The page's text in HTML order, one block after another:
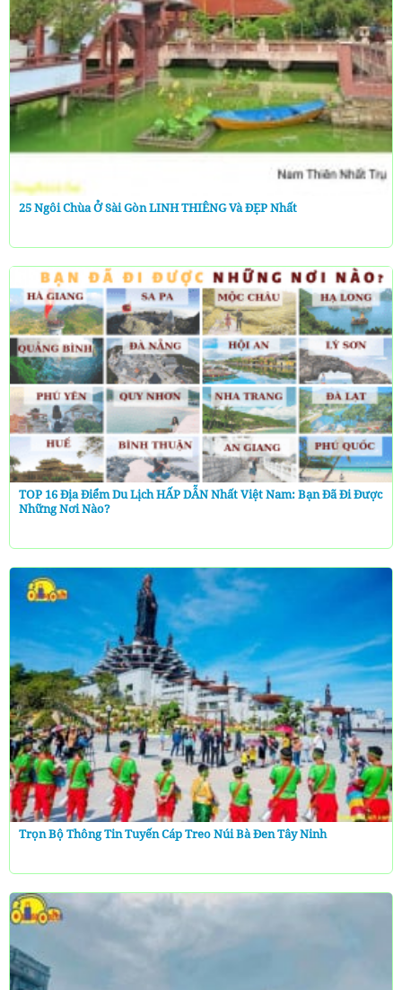
25 Ngôi Chùa Ở Sài Gòn LINH THIÊNG Và ĐẸP Nhất
TOP 16 Địa Điểm Du Lịch HẤP DẪN Nhất Việt Nam: Bạn Đã Đi Được
Những Nơi Nào?
Trọn Bộ Thông Tin Tuyến Cáp Treo Núi Bà Đen Tây Ninh